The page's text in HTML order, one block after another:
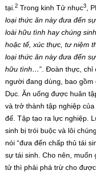
tại. 2 Trong kinh Tử nhục3 ,
loại thức ăn này đưa đến
loài hữu tình hay chúng
hoặc tế, xúc thực, tư niệm
loại thức ăn này đưa đến
hữu tình…”. Đoàn thực, chỉ
người đang dùng, bao
Dục. Ăn uống được huân
và trở thành tập nghiệp
đế. Tập tạo ra lực nghiệp.
sinh bị trói buộc và lôi
nói “đưa đến chấp thủ tái
sự tái sinh. Cho nên, muốn
tử thì phải phá trừ cho